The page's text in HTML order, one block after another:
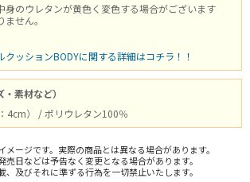
のウレタンが黄色く変色する場合がございます
せん。
ッションBODYに関する詳細はコチラ！！
素材など）
4cm） / ポリウレタン100％
ージです。実際の商品とは異なる場合があります。
日などは予告なく変更となる場合があります。
及びそれに準ずる行為を一切禁止いたします。